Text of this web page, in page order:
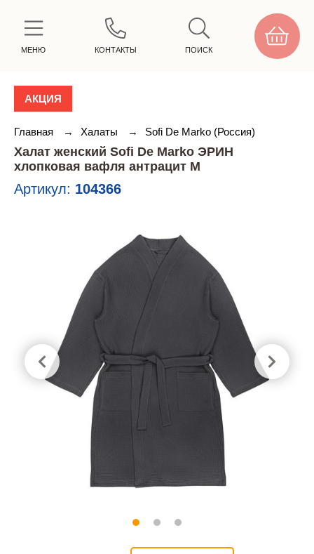
МЕНЮ КОНТАКТЫ ПОИСК
АКЦИЯ
Главная → Халаты → Sofi De Marko (Россия)
Халат женский Sofi De Marko ЭРИН
хлопковая вафля антрацит M
Артикул: 104366